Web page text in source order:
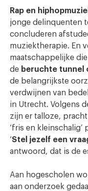
Rap en
jonge delinquenten
concluderen
muziektherapie. En
maatschappelijke
de beruchte tunnel
de belangrijkste
verdwijnen van
in Utrecht. Volgens
zijn er talloze,
‘fris en
‘Stel jezelf een
antwoord, dat is de
Aan hogescholen
aan onderzoek